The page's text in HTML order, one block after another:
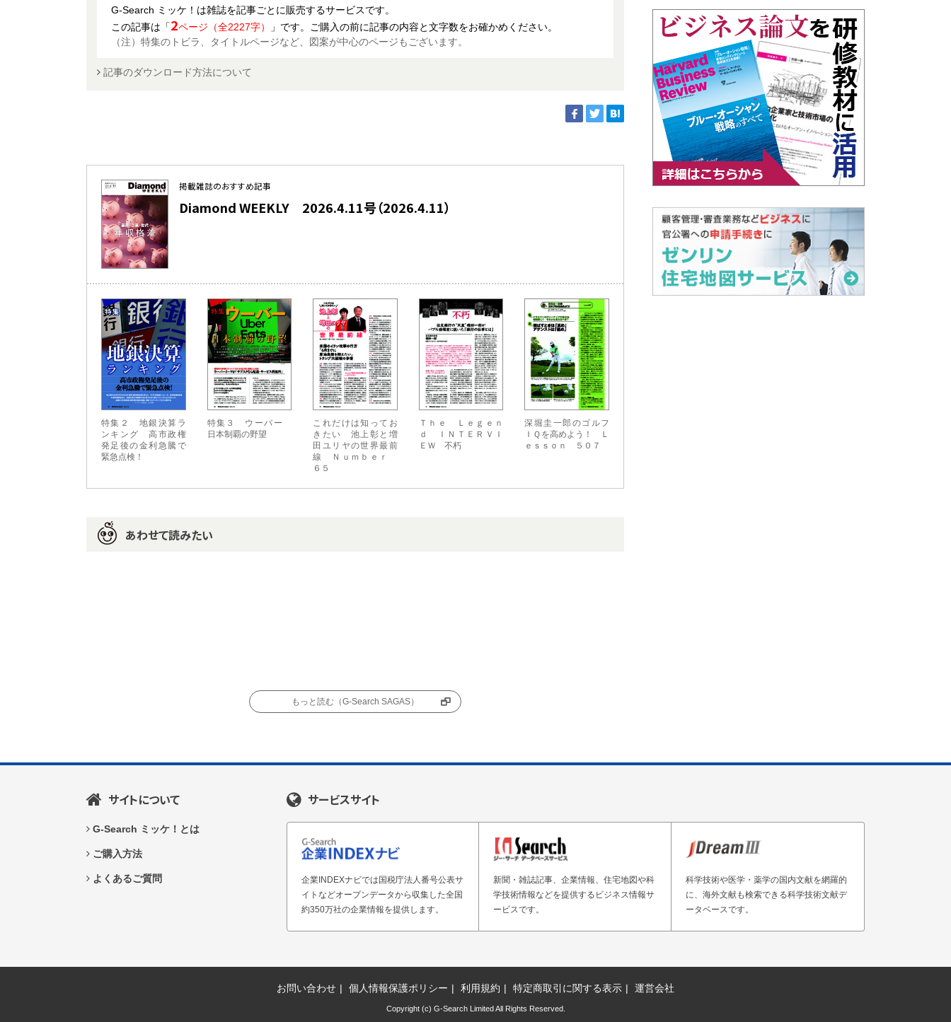
G-Search ミッケ！は雑誌を記事ごとに販売するサービスです。
この記事は「2ページ（全2227字）
」です。ご購入の前に記事の内容と文字数をお確かめください。
（注）特集のトビラ、タイトルページなど、図案が中心のページもございます。
記事のダウンロード方法について
掲載雑誌のおすすめ記事
Diamond WEEKLY 2026.4.11号（2026.4.11）
特集２ 地銀決算ラ
ンキング 高市政権
発足後の金利急騰で
緊急点検！
特集３ ウーバー
日本制覇の野望
これだけは知ってお
きたい 池上彰と増
田ユリヤの世界最前
線 Ｎｕｍｂｅｒ
６５
Ｔｈｅ Ｌｅｇｅｎ
ｄ ＩＮＴＥＲＶＩ
ＥＷ 不朽
深堀圭一郎のゴルフ
ＩＱを高めよう！ Ｌ
ｅｓｓｏｎ ５０７
あわせて読みたい
もっと読む（G-Search SAGAS）
サイトについて
G-Search ミッケ！とは
ご購入方法
よくあるご質問
サービスサイト
企業INDEXナビでは国税庁法人番号公表サ
イトなどオープンデータから収集した全国
約350万社の企業情報を提供します。
新聞・雑誌記事、企業情報、住宅地図や科
学技術情報などを提供するビジネス情報サ
ービスです。
科学技術や医学・薬学の国内文献を網羅的
に、海外文献も検索できる科学技術文献デ
ータベースです。
お問い合わせ 個人情報保護ポリシー 利用規約 特定商取引に関する表示 運営会社
Copyright (c) G-Search Limited All Rights Reserved.